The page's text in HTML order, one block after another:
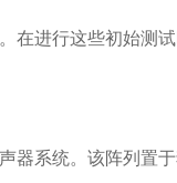
在进行这些初始测
器系统。该阵列置